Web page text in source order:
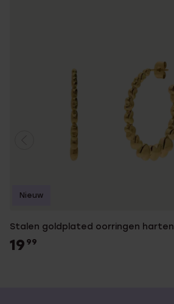
Stalen goldplated oorringen harten
19 99
Nieuw